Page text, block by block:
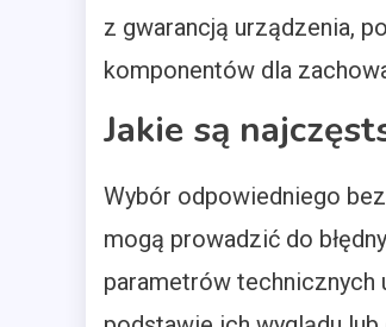
z gwarancją urządzenia,
komponentów dla
Jakie są
Wybór odpowiedniego
mogą prowadzić do
parametrów technicznych